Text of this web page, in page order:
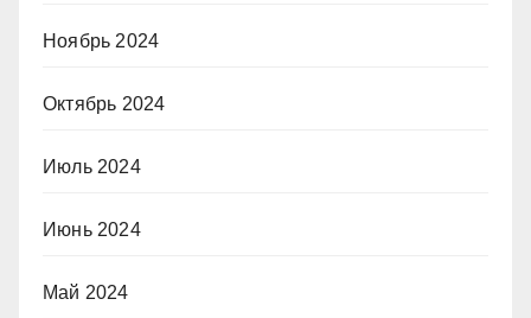
Ноябрь 2024
Октябрь 2024
Июль 2024
Июнь 2024
Май 2024